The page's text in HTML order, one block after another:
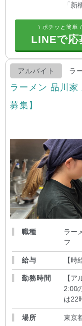
「新
\ ポチッと簡単 /
LINEで応
アルバイト ラ
ラーメン 品川家
募集】
職種
ラー
フ
給与 【時
勤務時間
【
2:00
は22
場所 東京